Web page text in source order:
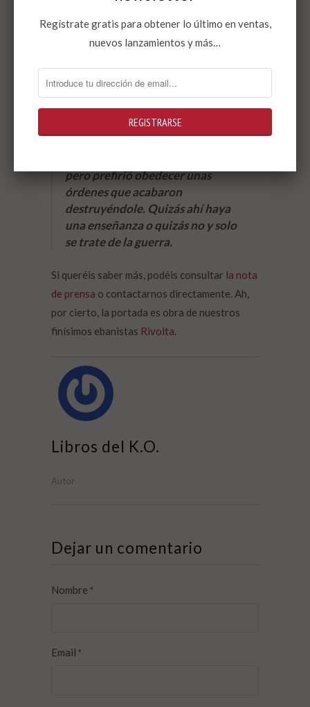
falta de medios y de preparación
del ejército más poderoso del
protocolo de crueldad sistemática
alentado y justificado por los altos
pero prefirió obedecer unas
órdenes que acabaron
destruyéndole. Quizás ahí haya
una enseñanza o quizás no y solo
se trate de la guerra.
Si queréis saber más, podéis consultar la nota
de prensa o contactarnos directamente. Ah,
por cierto, la portada es obra de nuestros
finísimos ebanistas Rivolta.
Libros del K.O.
Autor
Dejar un comentario
Nombre *
Email *
Regístrate gratis para obtener lo último en ventas,
nuevos lanzamientos y más…